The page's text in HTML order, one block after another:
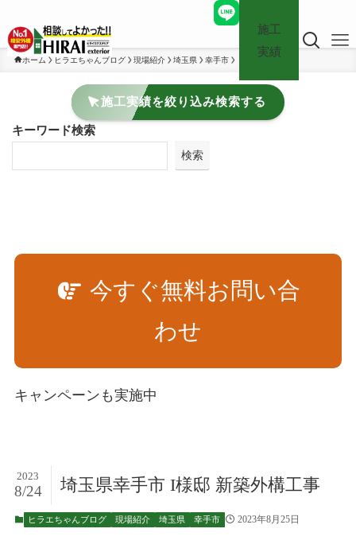
施工
実績
ホーム ヒラエちゃんブログ 現場紹介 埼玉県 幸手市
施工実績を絞り込み検索する
キーワード検索
検索
今すぐ無料お問い合
わせ
キャンペーンも実施中
埼玉県幸手市 I様邸 新築外構工事
2023
8/24
ヒラエちゃんブログ 現場紹介 埼玉県 幸手市 2023年8月25日